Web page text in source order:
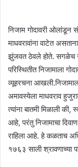
निजाम गोदावरी ओलांडून
माधवरावांना वाटेत
झुंजवत ठेवले होते. सगळेच
परिस्थितीत निजामाला
व्यूहरचना
अमावस्येला माधवराव
त्यांना बातमी मिळाली
आहे, परंतु निजामाचा
राहिला आहे. हे कळताच
१७६३ साली श्रावणाच्या